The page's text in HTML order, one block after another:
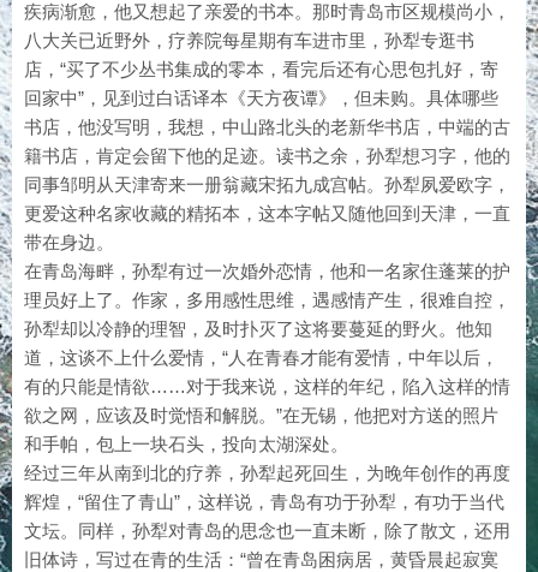
疾病渐愈，他又想起了亲爱的书本。那时青岛市区规模尚小，
八大关已近野外，疗养院每星期有车进市里，孙犁专逛书
店，“买了不少丛书集成的零本，看完后还有心思包扎好，寄
回家中”，见到过白话译本《天方夜谭》，但未购。具体哪些
书店，他没写明，我想，中山路北头的老新华书店，中端的古
籍书店，肯定会留下他的足迹。读书之余，孙犁想习字，他的
同事邹明从天津寄来一册翁藏宋拓九成宫帖。孙犁夙爱欧字，
更爱这种名家收藏的精拓本，这本字帖又随他回到天津，一直
带在身边。
在青岛海畔，孙犁有过一次婚外恋情，他和一名家住蓬莱的护
理员好上了。作家，多用感性思维，遇感情产生，很难自控，
孙犁却以冷静的理智，及时扑灭了这将要蔓延的野火。他知
道，这谈不上什么爱情，“人在青春才能有爱情，中年以后，
有的只能是情欲……对于我来说，这样的年纪，陷入这样的情
欲之网，应该及时觉悟和解脱。”在无锡，他把对方送的照片
和手帕，包上一块石头，投向太湖深处。
经过三年从南到北的疗养，孙犁起死回生，为晚年创作的再度
辉煌，“留住了青山”，这样说，青岛有功于孙犁，有功于当代
文坛。同样，孙犁对青岛的思念也一直未断，除了散文，还用
旧体诗，写过在青的生活：“曾在青岛困病居，黄昏晨起寂寞